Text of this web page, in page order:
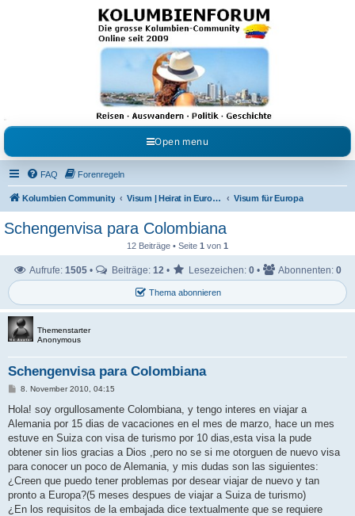
Kolumbienforum - Das
grosse Forum der
Freunde Kolumbiens
Reisen, Auswandern, Kultur, Politik, Geschichte und Visum in Kolumbien und Venezuela.
Austausch, Erfahrungen und Gemeinschaft im Kolumbienforum
Open menu
FAQ Forenregeln
Kolumbien Community Visum | Heirat in Europa | Visaangelegenheiten Visum für Europa
Schengenvisa para Colombiana
12 Beiträge • Seite 1 von 1
Thema abonnieren
Aufrufe: 1505 • Beiträge: 12 • Lesezeichen: 0 • Abonnenten: 0
Themenstarter
Anonymous
Schengenvisa para Colombiana
B
i
r
a
8. November 2010, 04:15
Hola! soy orgullosamente Colombiana, y tengo interes en viajar a
Alemania por 15 dias de vacaciones en el mes de marzo, hace un mes
estuve en Suiza con visa de turismo por 10 dias,esta visa la pude
obtener sin lios gracias a Dios ,pero no se si me otorguen de nuevo visa
para conocer un poco de Alemania, y mis dudas son las siguientes:
¿Creen que puedo tener problemas por desear viajar de nuevo y tan
pronto a Europa?(5 meses despues de viajar a Suiza de turismo)
¿En los requisitos de la embajada dice textualmente que se requiere